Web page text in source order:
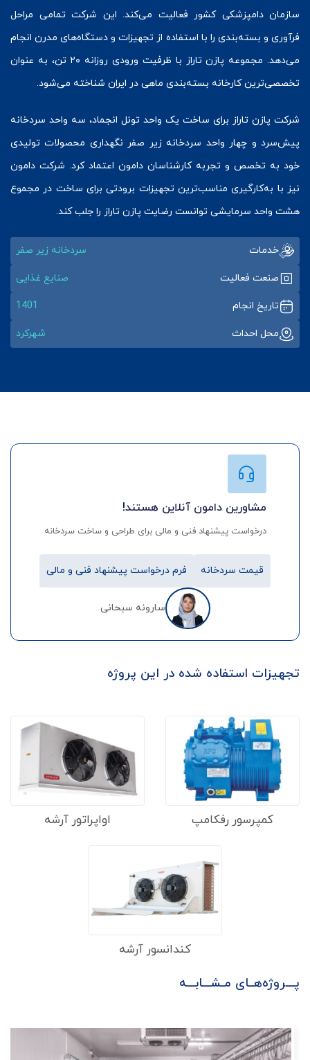
سازمان دامپزشکی کشور فعالیت می‌کند. این شرکت تمامی مراحل
فرآوری و بسته‌بندی را با استفاده از تجهیزات و دستگاه‌های مدرن انجام
می‌دهد. مجموعه پازن تاراز با ظرفیت ورودی روزانه ۲۰ تن، به عنوان
تخصصی‌ترین کارخانه بسته‌بندی ماهی در ایران شناخته می‌شود.
شرکت پازن تاراز برای ساخت یک واحد تونل انجماد، سه واحد سردخانه
پیش‌سرد و چهار واحد سردخانه زیر صفر نگهداری محصولات تولیدی
خود به تخصص و تجربه کارشناسان دامون اعتماد کرد. شرکت دامون
نیز با به‌کارگیری مناسب‌ترین تجهیزات برودتی برای ساخت در مجموع
هشت واحد سرمایشی توانست رضایت پازن تاراز را جلب کند.
خدمات سردخانه زیر صفر
صنعت فعالیت صنایع غذایی
تاریخ انجام 1401
محل احداث شهرکرد
مشاورین دامون آنلاین هستند!
درخواست پیشنهاد فنی و مالی برای طراحی و ساخت سردخانه
قیمت سردخانه فرم درخواست پیشنهاد فنی و مالی
سارونه سبحانی
تجهیزات استفاده شده در این پروژه
کمپرسور رفکامپ اواپراتور آرشه
کندانسور آرشه
پـــروژه‌هــای مـشـــابـــه